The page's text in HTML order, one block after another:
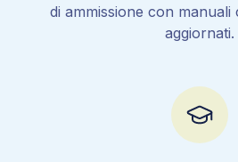
di ammissione con manuali
aggiornati.